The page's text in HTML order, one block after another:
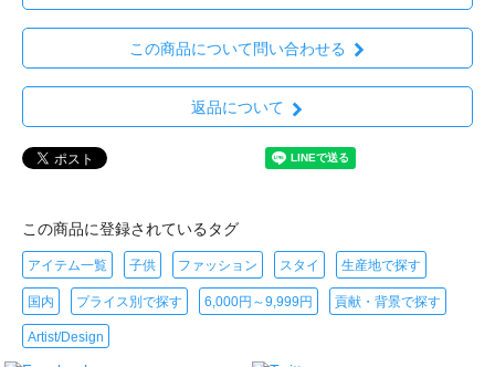
この商品について問い合わせる
返品について
この商品に登録されているタグ
アイテム一覧 子供 ファッション スタイ 生産地で探す
国内 プライス別で探す 6,000円～9,999円 貢献・背景で探す
Artist/Design